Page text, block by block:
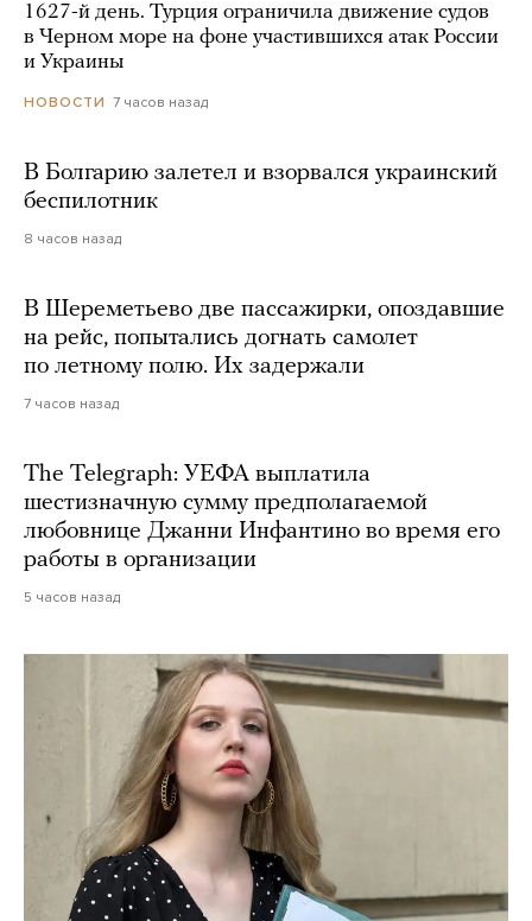
1627-й день. Турция ограничила движение судов
в Черном море на фоне участившихся атак России
и Украины
НОВОСТИ 7 часов назад
В Болгарию залетел и взорвался украинский
беспилотник
8 часов назад
В Шереметьево две пассажирки, опоздавшие
на рейс, попытались догнать самолет
по летному полю. Их задержали
7 часов назад
The Telegraph: УЕФА выплатила
шестизначную сумму предполагаемой
любовнице Джанни Инфантино во время его
работы в организации
5 часов назад